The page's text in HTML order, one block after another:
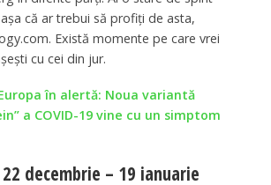
că ar trebui să profiți de asta,
Există momente pe care vrei
cu cei din jur.
în alertă: Noua variantă
a COVID-19 vine cu un simptom
decembrie – 19 ianuarie